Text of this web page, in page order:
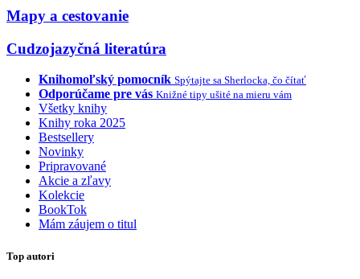
Mapy a cestovanie
Cudzojazyčná literatúra
Knihomoľský pomocník Spýtajte sa Sherlocka, čo čítať
Odporúčame pre vás Knižné tipy ušité na mieru vám
Všetky knihy
Knihy roka 2025
Bestsellery
Novinky
Pripravované
Akcie a zľavy
Kolekcie
BookTok
Mám záujem o titul
Top autori